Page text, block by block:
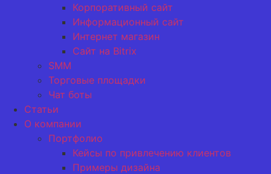
Корпоративный сайт
Информационный сайт
Интернет магазин
Сайт на Bitrix
SMM
Торговые площадки
Чат боты
Статьи
О компании
Портфолио
Кейсы по привлечению клиентов
Примеры дизайна